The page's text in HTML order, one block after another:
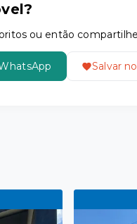
ou então
Salvar